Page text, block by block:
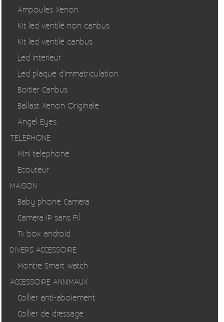
Ampoules Xenon
Kit led ventilé non canbus
Kit led ventilé canbus
Led interieur
Led plaque d'immatriculation
Boitier Canbus
Ballast Xenon Originale
Angel Eyes
TELEPHONE
Mini telephone
Ecouteur
MAISON
Baby phone Camera
Camera IP sans Fil
Tv box android
DIVERS ACCESSOIRE
Montre Smart watch
ACCESSOIRE ANNIMAUX
Collier anti-aboiement
Collier de dressage